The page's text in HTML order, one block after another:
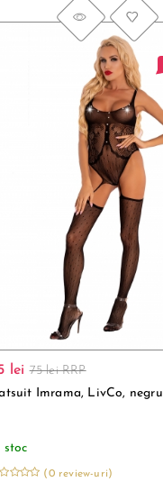
lei 75 lei RRP
Imrama, LivCo, negru
stoc
(0 review-uri)